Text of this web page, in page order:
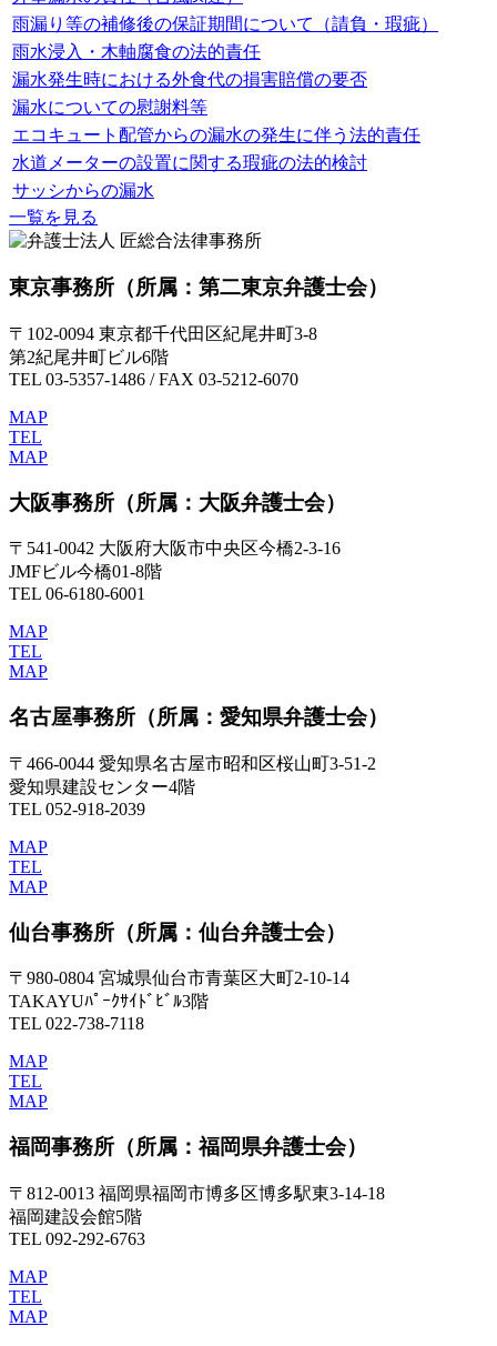
雨漏り等の補修後の保証期間について（請負・瑕疵）
雨水浸入・木軸腐食の法的責任
漏水発生時における外食代の損害賠償の要否
漏水についての慰謝料等
エコキュート配管からの漏水の発生に伴う法的責任
水道メーターの設置に関する瑕疵の法的検討
サッシからの漏水
一覧を見る
東京事務所 （所属：第二東京弁護士会）
〒102-0094 東京都千代田区紀尾井町3-8
第2紀尾井町ビル6階
TEL 03-5357-1486 / FAX 03-5212-6070
MAP
TEL
MAP
大阪事務所 （所属：大阪弁護士会）
〒541-0042 大阪府大阪市中央区今橋2-3-16
JMFビル今橋01-8階
TEL 06-6180-6001
MAP
TEL
MAP
名古屋事務所 （所属：愛知県弁護士会）
〒466-0044 愛知県名古屋市昭和区桜山町3-51-2
愛知県建設センター4階
TEL 052-918-2039
MAP
TEL
MAP
仙台事務所 （所属：仙台弁護士会）
〒980-0804 宮城県仙台市青葉区大町2-10-14
TAKAYUﾊﾟｰｸｻｲﾄﾞﾋﾞﾙ3階
TEL 022-738-7118
MAP
TEL
MAP
福岡事務所 （所属：福岡県弁護士会）
〒812-0013 福岡県福岡市博多区博多駅東3-14-18
福岡建設会館5階
TEL 092-292-6763
MAP
TEL
MAP